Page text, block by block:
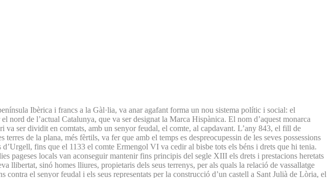
Ibèrica i francs a la Gàl·lia, va anar agafant forma un nou sistema polític i social: el
de l’actual Catalunya, que va ser designat la Marca Hispànica. El nom d’aquest monarca
ser dividit en comtats, amb un senyor feudal, el comte, al capdavant. L’any 843, el fill de
de la plana, més fèrtils, va fer que amb el temps es despreocupessin de les seves possessions
fins que el 1133 el comte Ermengol VI va cedir al bisbe tots els béns i drets que hi tenia.
pageses locals van aconseguir mantenir fins principis del segle XIII els drets i prestacions heretats
llibertat, sinó homes lliures, propietaris dels seus terrenys, per als quals la relació de vassallatge
el senyor feudal i els seus representats per la construcció d’un castell a Sant Julià de Lòria, el